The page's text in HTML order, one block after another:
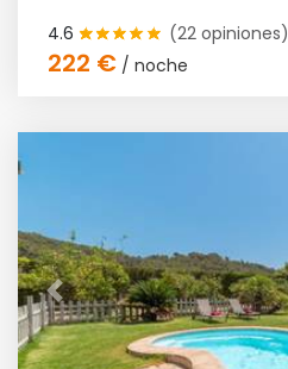
4.6 (22 opiniones)
222 € / noche